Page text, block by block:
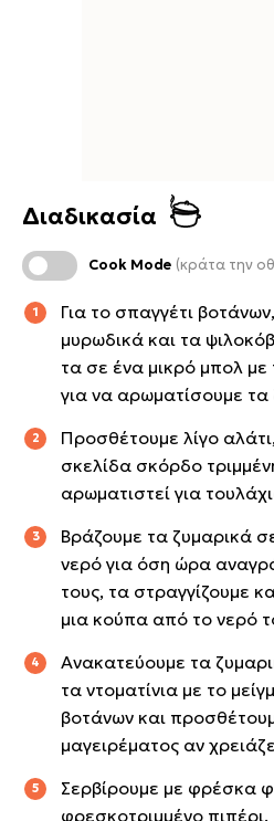
Διαδικασία
Cook Mode (κράτα την
Για το σπαγγέτι
μυρωδικά και τα
τα σε ένα μικρό μπολ με
για να αρωματίσουμε τα
Προσθέτουμε λίγο
σκελίδα σκόρδο
αρωματιστεί για
Βράζουμε τα ζυμαρικά
νερό για όση ώρα
τους, τα στραγγίζουμε
μια κούπα από το νερό
Ανακατεύουμε τα
τα ντοματίνια με το
βοτάνων και
μαγειρέματος αν
Σερβίρουμε με φρέσκα
φρεσκοτριμμένο πιπέρι.